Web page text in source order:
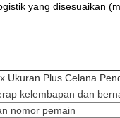
yang disesuaikan
Ukuran Plus Celana
kelembapan dan
nomor pemain